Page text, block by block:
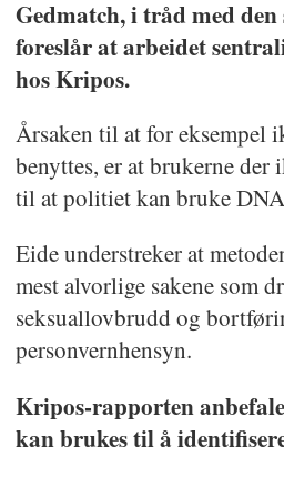
Gedmatch, i tråd med den
foreslår at arbeidet
hos Kripos.
Årsaken til at for eksempel
benyttes, er at brukerne
til at politiet kan bruke
Eide understreker at
mest alvorlige sakene som
seksuallovbrudd og
personvernhensyn.
Kripos-rapporten
kan brukes til å